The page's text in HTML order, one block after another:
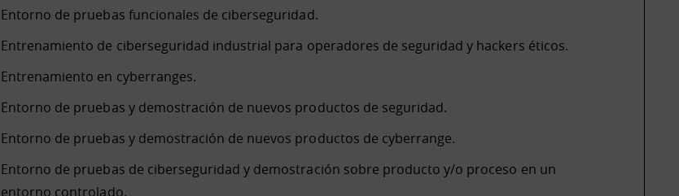
Entorno de pruebas funcionales de ciberseguridad.
Entrenamiento de ciberseguridad industrial para operadores de seguridad y hackers éticos.
Entrenamiento en cyberranges.
Entorno de pruebas y demostración de nuevos productos de seguridad.
Entorno de pruebas y demostración de nuevos productos de cyberrange.
Entorno de pruebas de ciberseguridad y demostración sobre producto y/o proceso en un
entorno controlado.